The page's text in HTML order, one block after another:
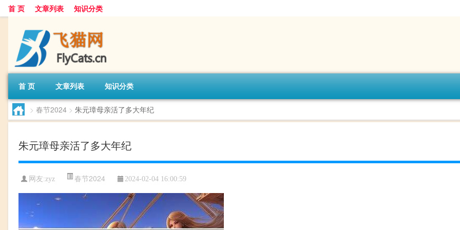
首 页 文章列表 知识分类
首 页 文章列表 知识分类
> 春节2024 > 朱元璋母亲活了多大年纪
朱元璋母亲活了多大年纪
网友:zyz 春节2024 2024-02-04 16:00:59